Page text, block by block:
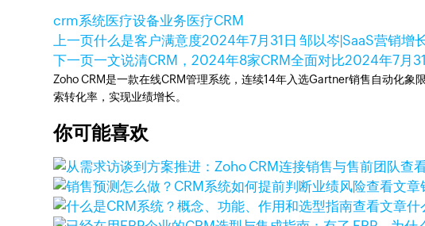
crm系统医疗设备业务医疗CRM
上一页什么是客户满意度2024年7月31日 邹以岑|SaaS营销增
下一页一文说清CRM，2024年8家CRM全面对比2024年7月
Zoho CRM是一款在线CRM管理系统，连续14年入选Gartner销售自动化
索转化率，实现业绩增长。
你可能喜欢
查
查看文章
查看文章什